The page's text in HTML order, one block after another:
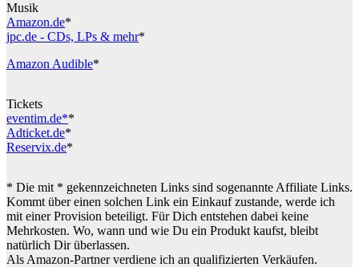
Musik
Amazon.de*
jpc.de - CDs, LPs & mehr*
Amazon Audible*
Tickets
eventim.de**
Adticket.de*
Reservix.de*
* Die mit * gekennzeichneten Links sind sogenannte Affiliate Links.
Kommt über einen solchen Link ein Einkauf zustande, werde ich
mit einer Provision beteiligt. Für Dich entstehen dabei keine
Mehrkosten. Wo, wann und wie Du ein Produkt kaufst, bleibt
natürlich Dir überlassen.
Als Amazon-Partner verdiene ich an qualifizierten Verkäufen.